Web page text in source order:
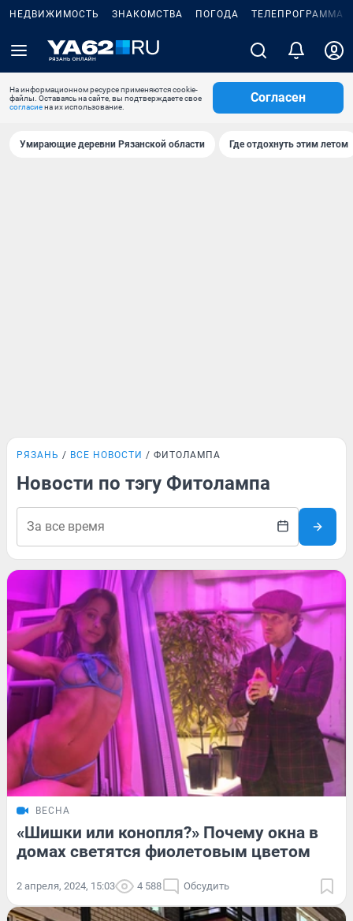
НЕДВИЖИМОСТЬ ЗНАКОМСТВА ПОГОДА ТЕЛЕПРОГРАММА
На информационном ресурсе применяются cookie-
файлы. Оставаясь на сайте, вы подтверждаете свое
согласиена их использование.
Согласен
Умирающие деревни Рязанской области Где отдохнуть этим летом
РЯЗАНЬ ВСЕ НОВОСТИ ФИТОЛАМПА
Новости по тэгу Фитолампа
ВЕСНА
«Шишки или конопля?» Почему окна в
домах светятся фиолетовым цветом
2 апреля, 2024, 15:03 4 588 Обсудить